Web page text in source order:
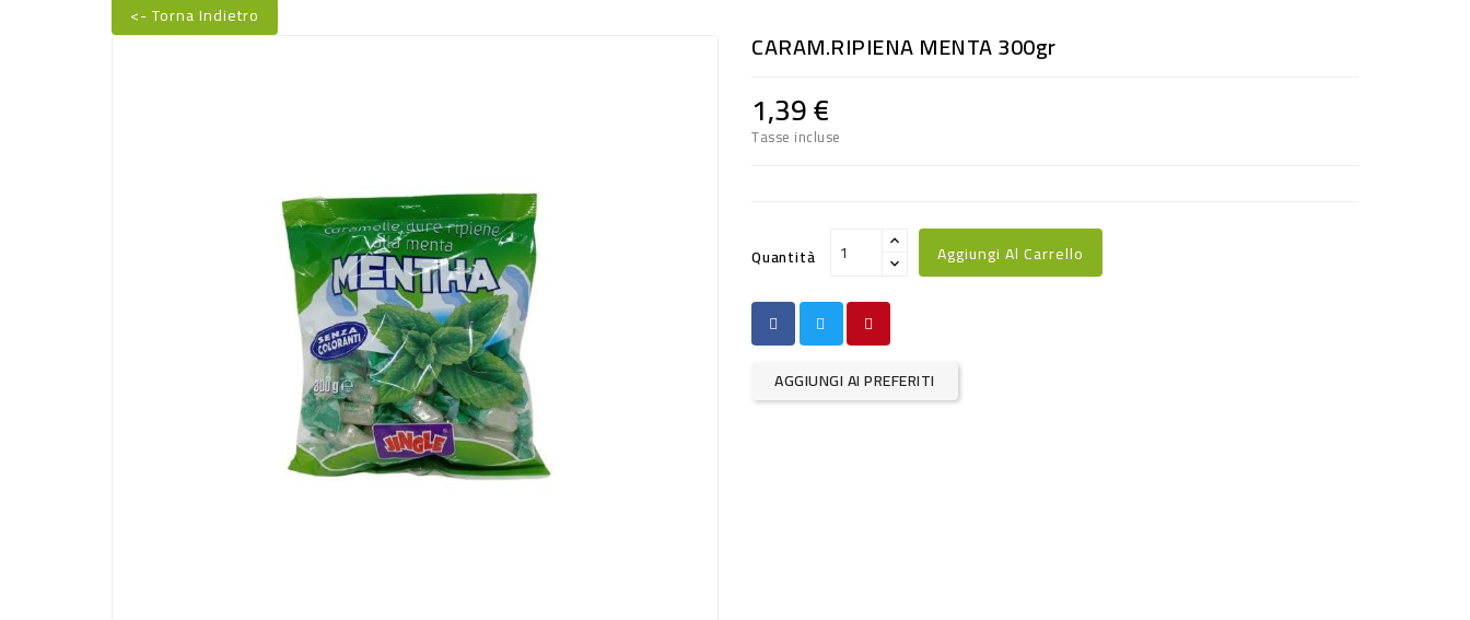
<- Torna Indietro
CARAM.RIPIENA MENTA 300gr
1,39 €
Tasse incluse
Quantità Aggiungi Al Carrello
AGGIUNGI AI PREFERITI